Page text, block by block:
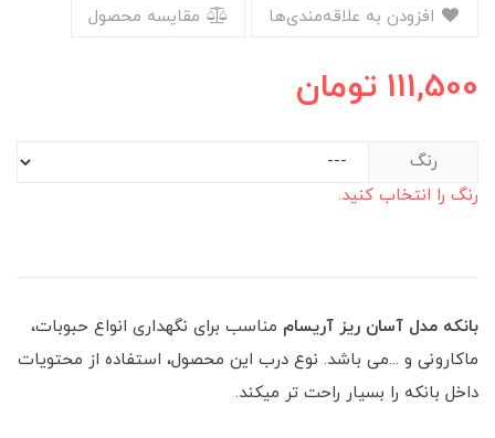
مقایسه محصول
111,500 تومان
رنگ
رنگ را انتخاب کنید.
بانکه مدل آسان ریز آریسام مناسب برای نگهداری انواع حبوبات،
ماکارونی و ...می باشد. نوع درب این محصول، استفاده از محتویات
داخل بانکه را بسیار راحت تر میکند.